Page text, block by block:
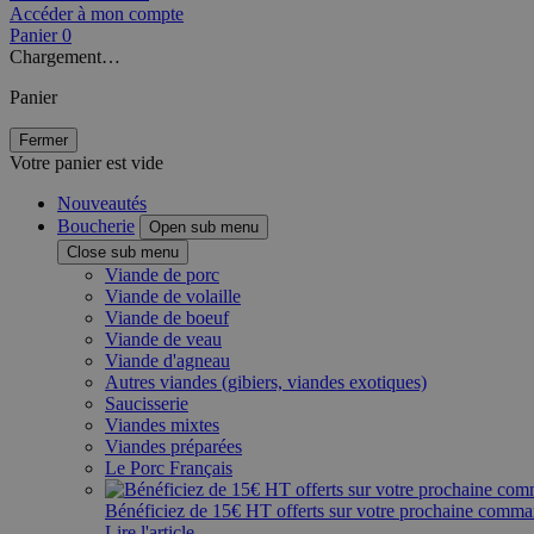
Accéder à mon compte
Panier 0
Chargement…
Panier
Fermer
Votre panier est vide
Nouveautés
Boucherie
Open sub menu
Close sub menu
Viande de porc
Viande de volaille
Viande de boeuf
Viande de veau
Viande d'agneau
Autres viandes (gibiers, viandes exotiques)
Saucisserie
Viandes mixtes
Viandes préparées
Le Porc Français
Bénéficiez de 15€ HT offerts sur votre prochaine